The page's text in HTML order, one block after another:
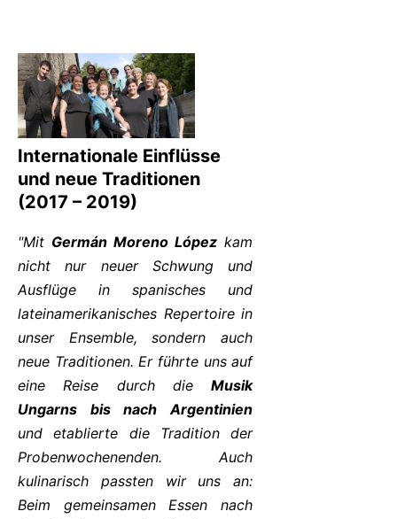
Internationale Einflüsse
und neue Traditionen
(2017 – 2019)
"Mit Germán Moreno López kam
nicht nur neuer Schwung und
Ausflüge in spanisches und
lateinamerikanisches Repertoire in
unser Ensemble, sondern auch
neue Traditionen. Er führte uns auf
eine Reise durch dieMusik
Ungarns bis nach Argentinien
und etablierte die Tradition der
Probenwochenenden. Auch
kulinarisch passten wir uns an:
Beim gemeinsamen Essen nach